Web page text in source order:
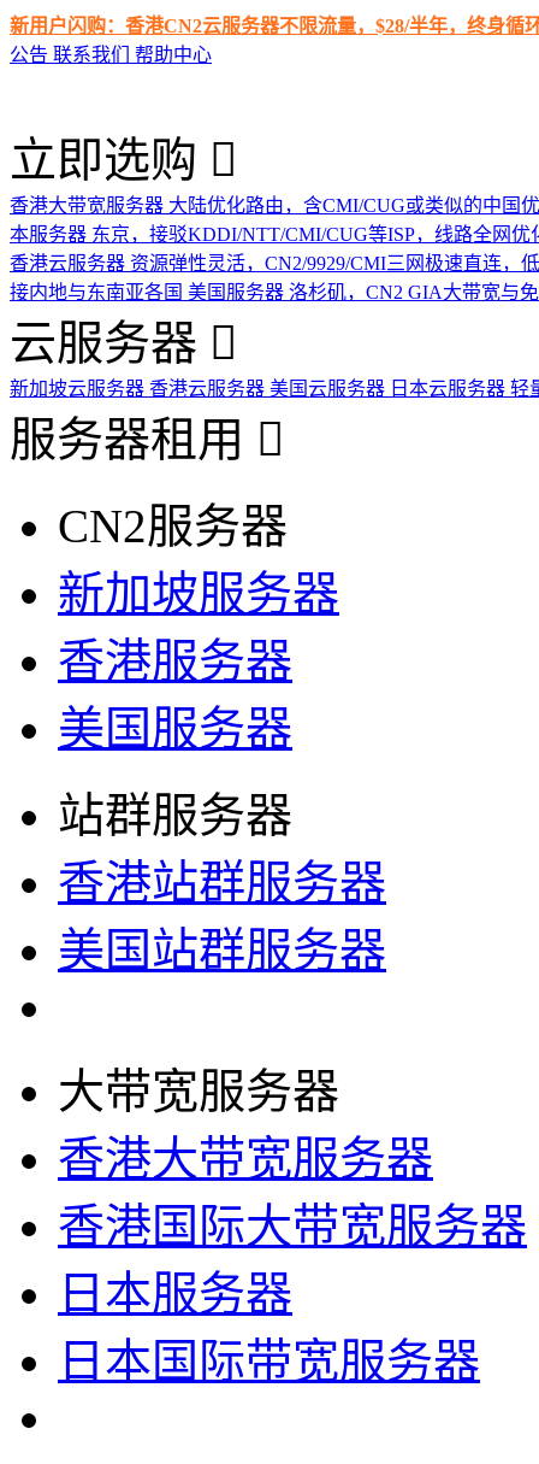
新用户闪购：香港CN2云服务器不限流量，$28/半年，终身循
公告 联系我们 帮助中心
立即选购
香港大带宽服务器 大陆优化路由，含CMI/CUG或类似的中国
本服务器 东京，接驳KDDI/NTT/CMI/CUG等ISP，线路全网优
香港云服务器 资源弹性灵活，CN2/9929/CMI三网极速直连，
接内地与东南亚各国 美国服务器 洛杉矶，CN2 GIA大带宽与
云服务器
新加坡云服务器 香港云服务器 美国云服务器 日本云服务器 轻
服务器租用
CN2服务器
新加坡服务器
香港服务器
美国服务器
站群服务器
香港站群服务器
美国站群服务器
大带宽服务器
香港大带宽服务器
香港国际大带宽服务器
日本服务器
日本国际带宽服务器